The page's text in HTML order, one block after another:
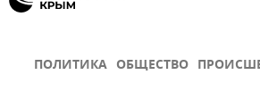
ПОЛИТИКА ОБЩЕСТВО